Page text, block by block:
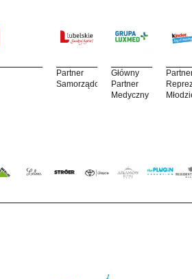
Partner
Samorządowy
Główny
Partner
Medyczny